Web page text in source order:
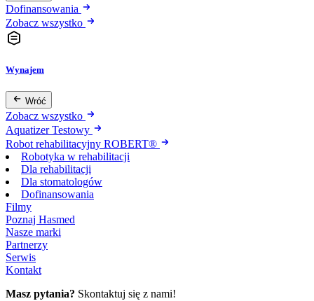
Dofinansowania
Zobacz wszystko
Wynajem
Wróć
Zobacz wszystko
Aquatizer Testowy
Robot rehabilitacyjny ROBERT®
Robotyka w rehabilitacji
Dla rehabilitacji
Dla stomatologów
Dofinansowania
Filmy
Poznaj Hasmed
Nasze marki
Partnerzy
Serwis
Kontakt
Masz pytania? Skontaktuj się z nami!